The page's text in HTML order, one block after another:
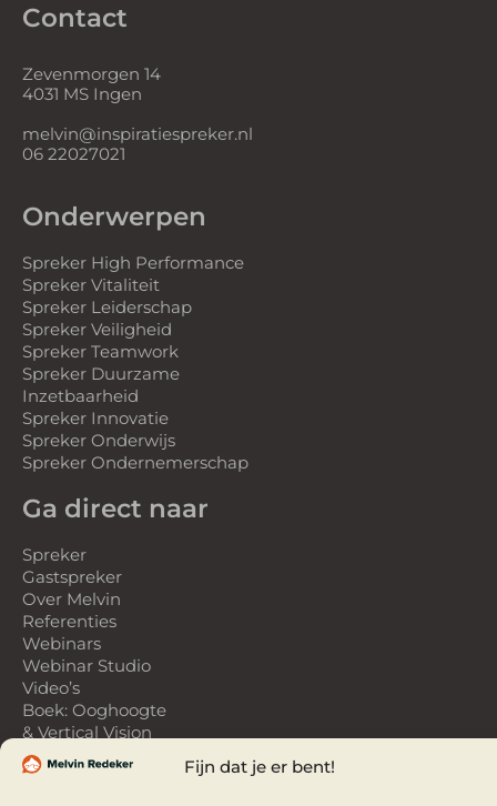
Fijn dat je er bent!
Contact
Zevenmorgen 14
4031 MS Ingen
melvin@inspiratiespreker.nl
06 22027021
Onderwerpen
Spreker High Performance
Spreker Vitaliteit
Spreker Leiderschap
Spreker Veiligheid
Spreker Teamwork
Spreker Duurzame
Inzetbaarheid
Spreker Innovatie
Spreker Onderwijs
Spreker Ondernemerschap
Ga direct naar
Spreker
Gastspreker
Over Melvin
Referenties
Webinars
Webinar Studio
Video’s
Boek: Ooghoogte
& Vertical Vision